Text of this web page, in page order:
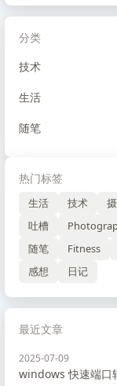
分类
技术
生活
随笔
热门标签
生活 技术
吐槽
随笔
Fitness
感想
日记
最近文章
2025-07-09
windows 快速端口